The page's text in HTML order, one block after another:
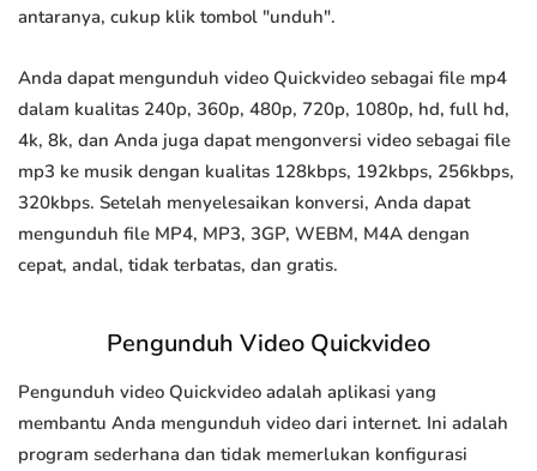
antaranya, cukup klik tombol "unduh".
Anda dapat mengunduh video Quickvideo sebagai file mp4
dalam kualitas 240p, 360p, 480p, 720p, 1080p, hd, full hd,
4k, 8k, dan Anda juga dapat mengonversi video sebagai file
mp3 ke musik dengan kualitas 128kbps, 192kbps, 256kbps,
320kbps. Setelah menyelesaikan konversi, Anda dapat
mengunduh file MP4, MP3, 3GP, WEBM, M4A dengan
cepat, andal, tidak terbatas, dan gratis.
Pengunduh Video Quickvideo
Pengunduh video Quickvideo adalah aplikasi yang
membantu Anda mengunduh video dari internet. Ini adalah
program sederhana dan tidak memerlukan konfigurasi